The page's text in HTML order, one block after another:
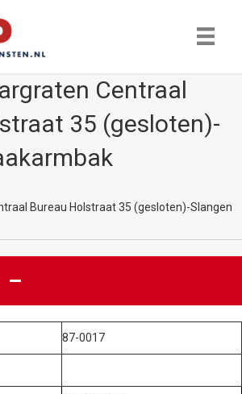
Centraal
35 (gesloten)-
Bureau Holstraat 35 (gesloten)-Slangen
87-0017